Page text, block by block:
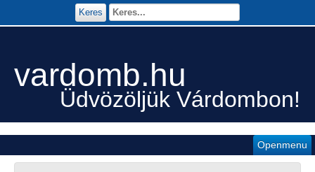
vardomb.hu
Üdvözöljük Várdombon!
Openmenu
Keres